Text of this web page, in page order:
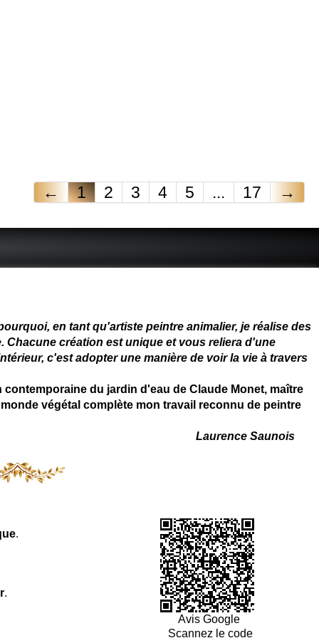
← 1 2 3 4 5 ... 17 →
en tant qu'artiste peintre animalier, je réalise des
Chacune création est unique et vous reliera d'une
c'est adopter une manière de voir la vie à travers
contemporaine du jardin d'eau de Claude Monet, maître
végétal complète mon travail reconnu de peintre
Laurence Saunois
.
.
Avis Google
Scannez le code